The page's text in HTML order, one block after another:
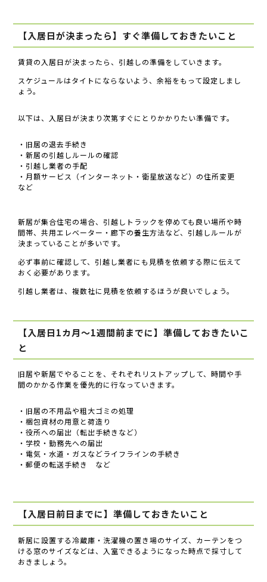
【入居日が決まったら】すぐ準備しておきたいこと
賃貸の入居日が決まったら、引越しの準備をしていきます。
スケジュールはタイトにならないよう、余裕をもって設定しまし
ょう。
以下は、入居日が決まり次第すぐにとりかかりたい準備です。
・旧居の退去手続き
・新居の引越しルールの確認
・引越し業者の手配
・月額サービス（インターネット・衛星放送など）の住所変更
など
新居が集合住宅の場合、引越しトラックを停めても良い場所や時
間帯、共用エレベーター・廊下の養生方法など、引越しルールが
決まっていることが多いです。
必ず事前に確認して、引越し業者にも見積を依頼する際に伝えて
おく必要があります。
引越し業者は、複数社に見積を依頼するほうが良いでしょう。
【入居日1カ月〜1週間前までに】準備しておきたいこ
と
旧居や新居でやることを、それぞれリストアップして、時間や手
間のかかる作業を優先的に行なっていきます。
・旧居の不用品や粗大ゴミの処理
・梱包資材の用意と荷造り
・役所への届出（転出手続きなど）
・学校・勤務先への届出
・電気・水道・ガスなどライフラインの手続き
・郵便の転送手続き など
【入居日前日までに】準備しておきたいこと
新居に設置する冷蔵庫・洗濯機の置き場のサイズ、カーテンをつ
ける窓のサイズなどは、入室できるようになった時点で採寸して
おきましょう。